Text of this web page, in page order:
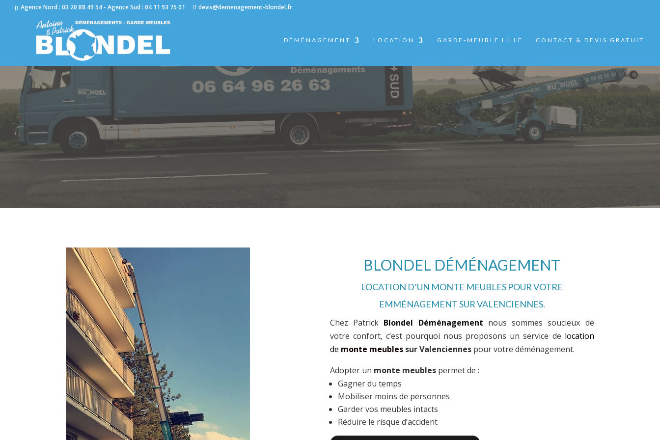
Agence Nord : 03 20 88 49 54 - Agence Sud : 04 11 93 75 01 devis@demenagement-blondel.fr
DÉMÉNAGEMENT LOCATION GARDE-MEUBLE LILLE CONTACT & DEVIS GRATUIT
QUELLE FORMULE CHOISIR POUR UN DÉMÉNAGEMENT SUD – NORD QUAND ON A PEU
D’AFFAIRES À TRANSPORTER ?
BLONDEL DÉMÉNAGEMENT
LOCATION D’UN MONTE MEUBLES POUR VOTRE
EMMÉNAGEMENT SUR VALENCIENNES.
Chez Patrick Blondel Déménagement nous sommes soucieux de
votre confort, c’est pourquoi nous proposons un service de location
de monte meubles sur Valenciennes pour votre déménagement.
Adopter un monte meubles permet de :
Gagner du temps
Mobiliser moins de personnes
Garder vos meubles intacts
Réduire le risque d’accident